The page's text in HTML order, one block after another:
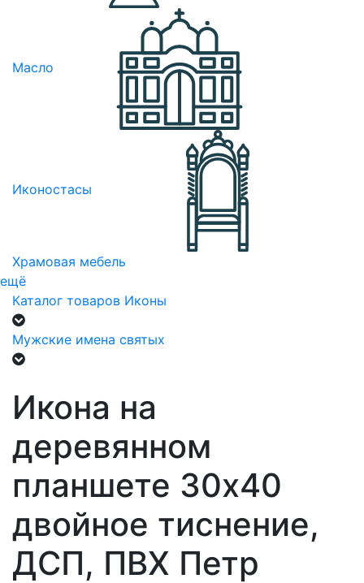
Масло
Иконостасы
Храмовая мебель
ещё
Каталог товаров Иконы
Мужские имена святых
Икона на
деревянном
планшете 30х40
двойное тиснение,
ДСП, ПВХ Петр